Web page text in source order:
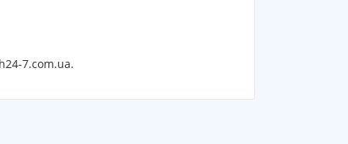
7.com.ua.